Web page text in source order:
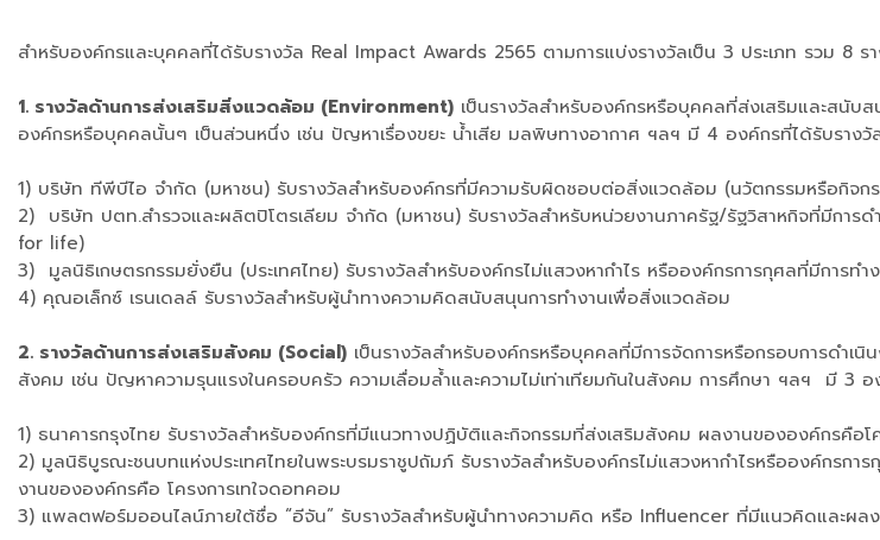
สำหรับองค์กรและบุคคลที่ได้รับรางวัล Real Impact Awards 2565 ตามการแบ่งรางวัลเป็น 3 ประเภท รวม 8 ร
1. รางวัลด้านการส่งเสริมสิ่งแวดล้อม (Environment) เป็นรางวัลสำหรับองค์กรหรือบุคคลที่ส่งเสริมและสนั
องค์กรหรือบุคคลนั้นๆ เป็นส่วนหนึ่ง เช่น ปัญหาเรื่องขยะ น้ำเสีย มลพิษทางอากาศ ฯลฯ มี 4 องค์กรที่ได้รับราง
1) บริษัท ทีพีบีไอ จำกัด (มหาชน) รับรางวัลสำหรับองค์กรที่มีความรับผิดชอบต่อสิ่งแวดล้อม (นวัตกรรมหรือกิจ
2) บริษัท ปตท.สำรวจและผลิตปิโตรเลียม จำกัด (มหาชน) รับรางวัลสำหรับหน่วยงานภาครัฐ/รัฐวิสาหกิจที่มีการ
for life)
3) มูลนิธิเกษตรกรรมยั่งยืน (ประเทศไทย) รับรางวัลสำหรับองค์กรไม่แสวงหากำไร หรือองค์กรการกุศลที่มีการ
4) คุณอเล็กซ์ เรนเดลล์ รับรางวัลสำหรับผู้นำทางความคิดสนับสนุนการทำงานเพื่อสิ่งแวดล้อม
2. รางวัลด้านการส่งเสริมสังคม (Social) เป็นรางวัลสำหรับองค์กรหรือบุคคลที่มีการจัดการหรือกรอบการดำเ
สังคม เช่น ปัญหาความรุนแรงในครอบครัว ความเลื่อมล้ำและความไม่เท่าเทียมกันในสังคม การศึกษา ฯลฯ มี 3
1) ธนาคารกรุงไทย รับรางวัลสำหรับองค์กรที่มีแนวทางปฏิบัติและกิจกรรมที่ส่งเสริมสังคม ผลงานขององค์กรคือ
2) มูลนิธิบูรณะชนบทแห่งประเทศไทยในพระบรมราชูปถัมภ์ รับรางวัลสำหรับองค์กรไม่แสวงหากำไรหรือองค์กร
งานขององค์กรคือ โครงการเทใจดอทคอม
3) แพลตฟอร์มออนไลน์ภายใต้ชื่อ “อีจัน” รับรางวัลสำหรับผู้นำทางความคิด หรือ Influencer ที่มีแนวคิดและผ